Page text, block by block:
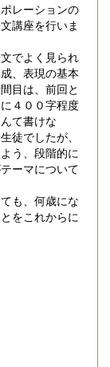
レーションの
講座を行いま
でよく見られ
、表現の基本
目は、前回と
４００字程度
て書けな
徒でしたが、
う、段階的に
ーマについて
も、何歳にな
をこれからに